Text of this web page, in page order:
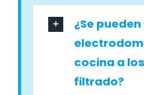
¿Se
cocina a
filtrado?